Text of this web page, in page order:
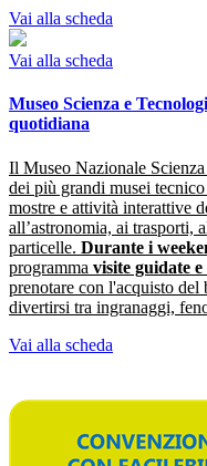
Vai alla scheda
Vai alla scheda
Museo Scienza e
quotidiana
Il Museo Nazionale
dei più grandi musei
mostre e attività interattive
all’astronomia, ai trasporti,
particelle. Durante i
programma visite guidate
prenotare con l'acquisto
divertirsi tra ingranaggi,
Vai alla scheda